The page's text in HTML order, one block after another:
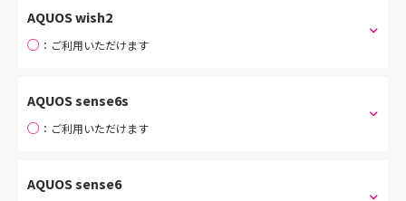
AQUOS wish2
○ ：ご利用いただけます
AQUOS sense6s
○ ：ご利用いただけます
AQUOS sense6